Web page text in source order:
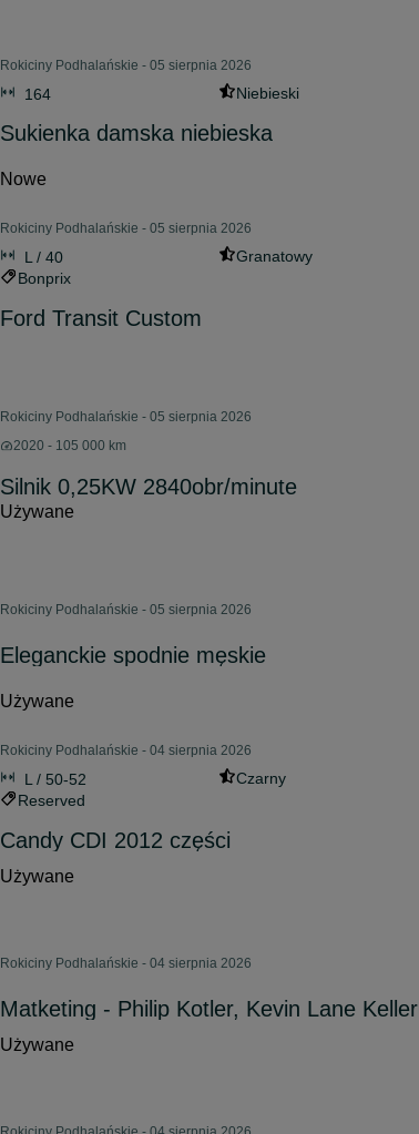
Rokiciny Podhalańskie - 05 sierpnia 2026
164 Niebieski
Sukienka damska niebieska
Nowe
Rokiciny Podhalańskie - 05 sierpnia 2026
L / 40
Granatowy
Bonprix
Ford Transit Custom
Rokiciny Podhalańskie - 05 sierpnia 2026
2020 - 105 000 km
Silnik 0,25KW 2840obr/minute
Używane
Rokiciny Podhalańskie - 05 sierpnia 2026
Eleganckie spodnie męskie
Używane
Rokiciny Podhalańskie - 04 sierpnia 2026
L / 50-52
Czarny
Reserved
Candy CDI 2012 części
Używane
Rokiciny Podhalańskie - 04 sierpnia 2026
Matketing - Philip Kotler, Kevin Lane Keller
Używane